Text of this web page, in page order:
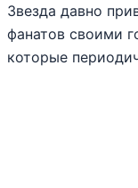
Звезда давно
фанатов своими
которые